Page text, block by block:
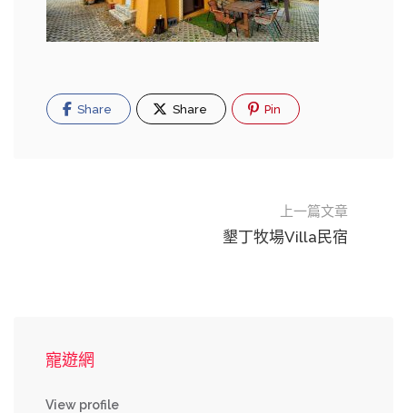
Share Share Pin
上一篇文章
墾丁牧場Villa民宿
寵遊網
View profile